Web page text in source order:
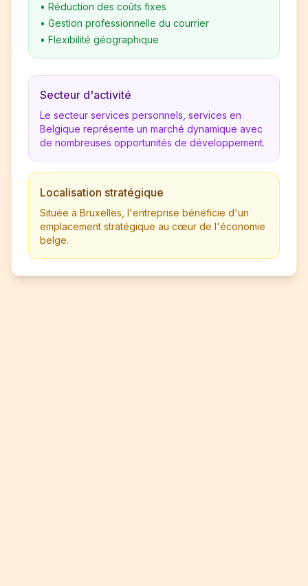
• Réduction des coûts fixes
• Gestion professionnelle du courrier
• Flexibilité géographique
Secteur d'activité
Le secteur services personnels, services en
Belgique représente un marché dynamique avec
de nombreuses opportunités de développement.
Localisation stratégique
Située à Bruxelles, l'entreprise bénéficie d'un
emplacement stratégique au cœur de l'économie
belge.